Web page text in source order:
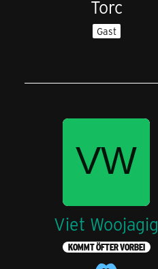
Torc
Gast
Viet Woojagig
KOMMT ÖFTER VORBEI